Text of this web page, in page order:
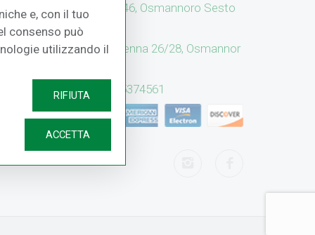
UFFICI: V. Senna 44/46, Osmannoro Sesto
(FI)
CASH & CARRY: V. Senna 26/28, Osmannor
Assistenza: (+39) 055374561
e, con il tuo
consenso può
utilizzando il
RIFIUTA
ACCETTA